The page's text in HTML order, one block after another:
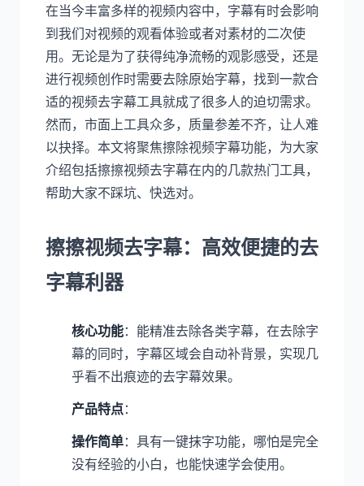
在当今丰富多样的视频内容中，字幕有时会影响
到我们对视频的观看体验或者对素材的二次使
用。无论是为了获得纯净流畅的观影感受，还是
进行视频创作时需要去除原始字幕，找到一款合
适的视频去字幕工具就成了很多人的迫切需求。
然而，市面上工具众多，质量参差不齐，让人难
以抉择。本文将聚焦擦除视频字幕功能，为大家
介绍包括擦擦视频去字幕在内的几款热门工具，
帮助大家不踩坑、快选对。
擦擦视频去字幕：高效便捷的去
字幕利器
核心功能：能精准去除各类字幕，在去除字
幕的同时，字幕区域会自动补背景，实现几
乎看不出痕迹的去字幕效果。
产品特点：
操作简单：具有一键抹字功能，哪怕是完全
没有经验的小白，也能快速学会使用。